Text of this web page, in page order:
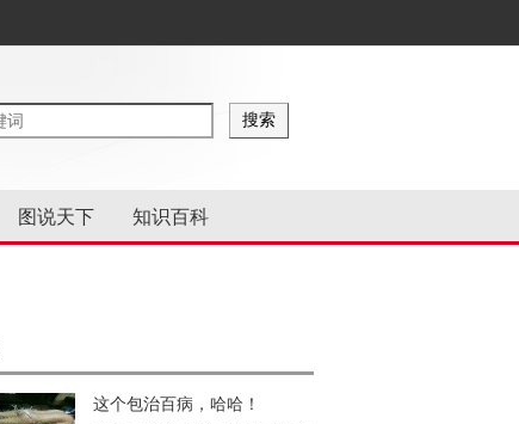
图说天下 知识百科
这个包治百病，哈哈！